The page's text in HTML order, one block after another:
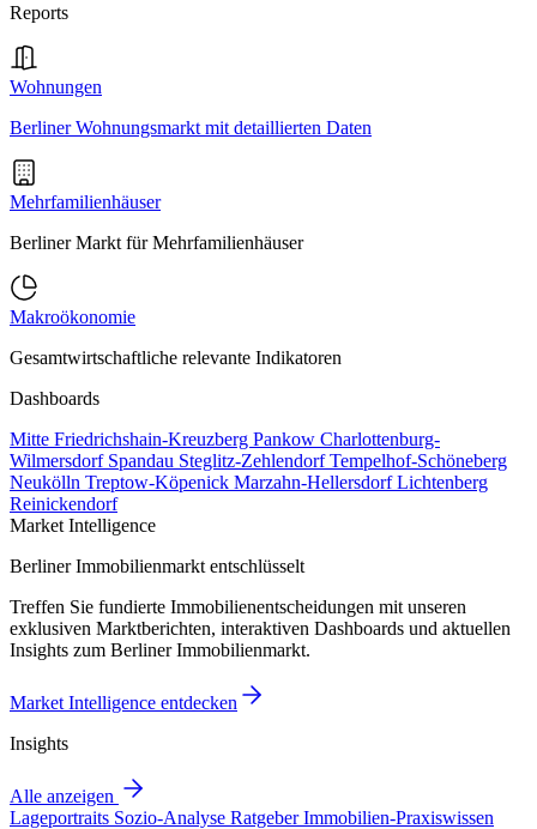
Reports
Wohnungen
Berliner Wohnungsmarkt mit detaillierten Daten
Mehrfamilienhäuser
Berliner Markt für Mehrfamilienhäuser
Makroökonomie
Gesamtwirtschaftliche relevante Indikatoren
Dashboards
Mitte Friedrichshain-Kreuzberg Pankow Charlottenburg-
Wilmersdorf Spandau Steglitz-ZehlendorfTempelhof-Schöneberg
Neukölln Treptow-Köpenick Marzahn-HellersdorfLichtenberg
Reinickendorf
Market Intelligence
Berliner Immobilienmarkt entschlüsselt
Treffen Sie fundierte Immobilienentscheidungen mit unseren
exklusiven Marktberichten, interaktiven Dashboards und aktuellen
Insights zum Berliner Immobilienmarkt.
Market Intelligence entdecken
Insights
Alle anzeigen
Lageportraits Sozio-Analyse RatgeberImmobilien-Praxiswissen